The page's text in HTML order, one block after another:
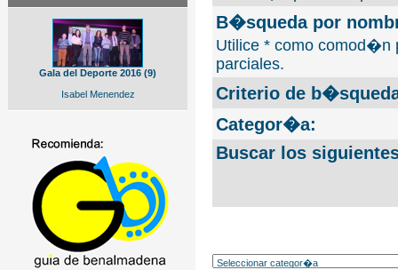
Gala del Deporte 2016 (9)
Isabel Menendez
B�squeda por
Utilice * como comod�n
parciales.
Criterio de
Categor�a:
Buscar los